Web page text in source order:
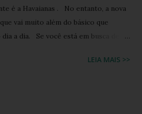
é a Havaianas . No entanto, a nova
vai muito além do básico que
a dia. Se você está em busca de
brasileiro, o ChineloLEIA MAIS >>